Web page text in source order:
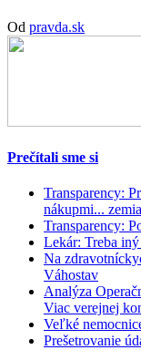
Od pravda.sk
Prečítali sme si
Transparency:
nákupmi...
Transparency:
Lekár: Treba
Na
Váhostav
Analýza
Viac verejnej
Veľké
Prešetrovanie